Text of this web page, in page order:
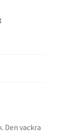
Den vackra